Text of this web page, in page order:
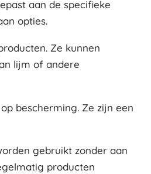
aan de specifieke
opties.
Ze kunnen
lijm of andere
bescherming. Ze zijn een
gebruikt zonder aan
producten